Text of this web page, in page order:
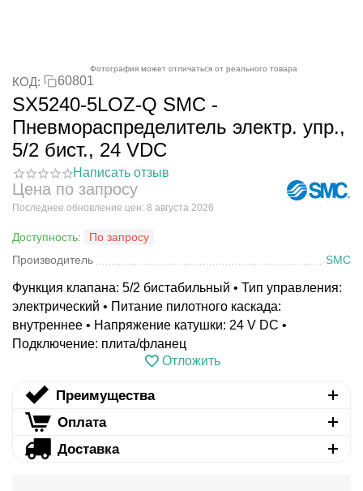
Фотография может отличаться от реального товара
КОД: 60801
SX5240-5LOZ-Q SMC -
Пневмораспределитель электр. упр.,
5/2 бист., 24 VDC
Написать отзыв
Цена по запросу
Последнее обновление цен: 8 августа 2026
Доступность:
По запросу
Производитель
SMC
Функция клапана: 5/2 бистабильный • Тип управления:
электрический • Питание пилотного каскада:
внутреннее • Напряжение катушки: 24 V DC •
Подключение: плита/фланец
Отложить
Преимущества
Оплата
Доставка